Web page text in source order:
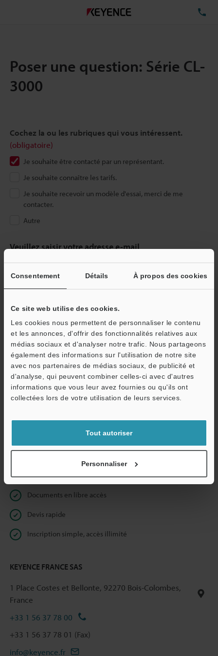
Consentement Détails À propos des cookies
Ce site web utilise des cookies.
Les cookies nous permettent de personnaliser le contenu
et les annonces, d'offrir des fonctionnalités relatives aux
médias sociaux et d'analyser notre trafic. Nous partageons
également des informations sur l'utilisation de notre site
avec nos partenaires de médias sociaux, de publicité et
d'analyse, qui peuvent combiner celles-ci avec d'autres
informations que vous leur avez fournies ou qu'ils ont
collectées lors de votre utilisation de leurs services.
Tout autoriser
Personnaliser
Poser une question: Série CL-
3000
Cochez la ou les rubriques qui vous intéressent.
(obligatoire)
Je souhaite être contacté par un représentant.
Je souhaite connaître les tarifs.
Je souhaite recevoir un modèle d'essai, merci de me
contacter.
Autre
Veuillez saisir votre adresse e-mail
Si vous vous êtes déjà inscrit dans le passé, veuillez saisir votre e-
mail ci-dessous.
Si vous n'êtes pas encore inscrit, veuillez saisir votre adresse
votre inscription.
Adresse e-mail(obligatoire)
Continuer
Nous garantissons une confidentialité totale : vos informations ne
Confidentialité
Réservé aux membres
Documents en libre accès
Devis rapide
Inscription simple, accès illimité
KEYENCE FRANCE SAS
1 Place Costes et Bellonte, 92270 Bois-Colombes,
France
+33 1 56 37 78 00
+33 1 56 37 78 01 (Fax)
info@keyence.fr